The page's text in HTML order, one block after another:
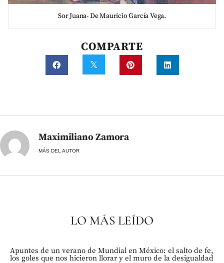
Sor Juana- De Mauricio García Vega.
COMPARTE
Maximiliano Zamora
MÁS DEL AUTOR
LO MÁS LEÍDO
Apuntes de un verano de Mundial en México: el salto de fe,
los goles que nos hicieron llorar y el muro de la desigualdad